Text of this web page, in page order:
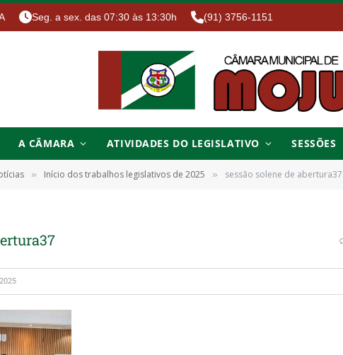
Seg. a sex. das 07:30 às 13:30h (91) 3756-1151
A CÂMARA ATIVIDADES DO LEGISLATIVO SESSÕES
» Início dos trabalhos legislativos de 2025 » sessão solene de abertura37